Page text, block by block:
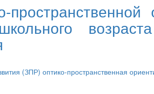
(ЗПР) оптико-пространственная